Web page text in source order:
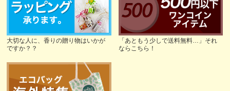
大切な人に、香りの贈り物はいかが
ですか？？
「あともう少しで送料無料…」それ
ならこちら！